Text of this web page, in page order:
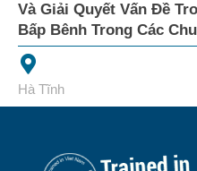
Và Giải Quyết Vấn Đề
Bấp Bênh Trong Các
Hà Tĩnh